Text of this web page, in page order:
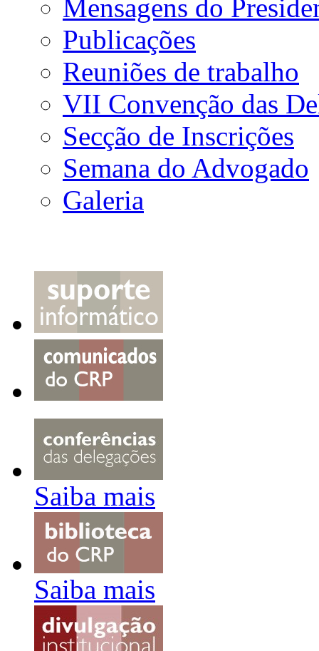
Mensagens do
Publicações
Reuniões de trabalho
VII Convenção das
Secção de Inscrições
Semana do Advogado
Galeria
Saiba mais
Saiba mais